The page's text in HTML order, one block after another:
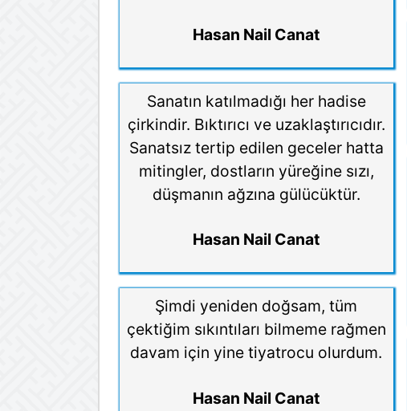
Hasan Nail Canat
Sanatın katılmadığı her hadise
çirkindir. Bıktırıcı ve uzaklaştırıcıdır.
Sanatsız tertip edilen geceler hatta
mitingler, dostların yüreğine sızı,
düşmanın ağzına gülücüktür.
Hasan Nail Canat
Şimdi yeniden doğsam, tüm
çektiğim sıkıntıları bilmeme rağmen
davam için yine tiyatrocu olurdum.
Hasan Nail Canat